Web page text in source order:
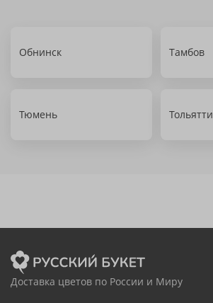
Обнинск Тамбов
Тюмень Тольятти
Доставка цветов по России и Миру